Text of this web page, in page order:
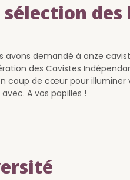
avons demandé à onze
des Cavistes
coup de cœur pour illuminer
A vos papilles !